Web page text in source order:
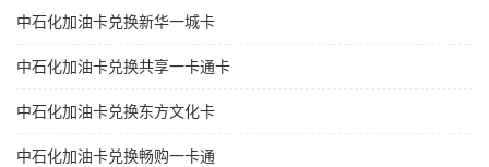
中石化加油卡兑换新华一城卡
中石化加油卡兑换共享一卡通卡
中石化加油卡兑换东方文化卡
中石化加油卡兑换畅购一卡通